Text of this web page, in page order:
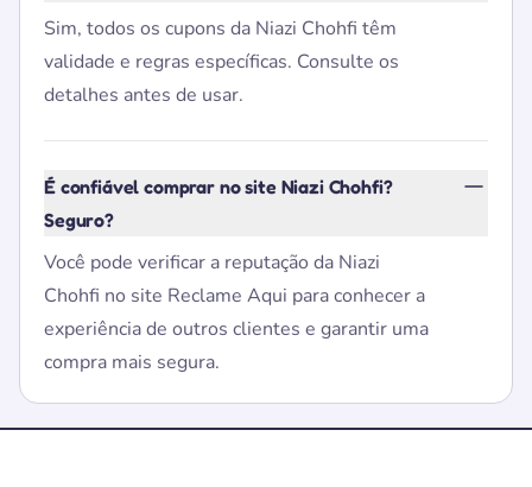
Sim, todos os cupons da Niazi Chohfi têm
validade e regras específicas. Consulte os
detalhes antes de usar.
É confiável comprar no site Niazi Chohfi?
Seguro?
Você pode verificar a reputação da Niazi
Chohfi no site Reclame Aqui para conhecer a
experiência de outros clientes e garantir uma
compra mais segura.